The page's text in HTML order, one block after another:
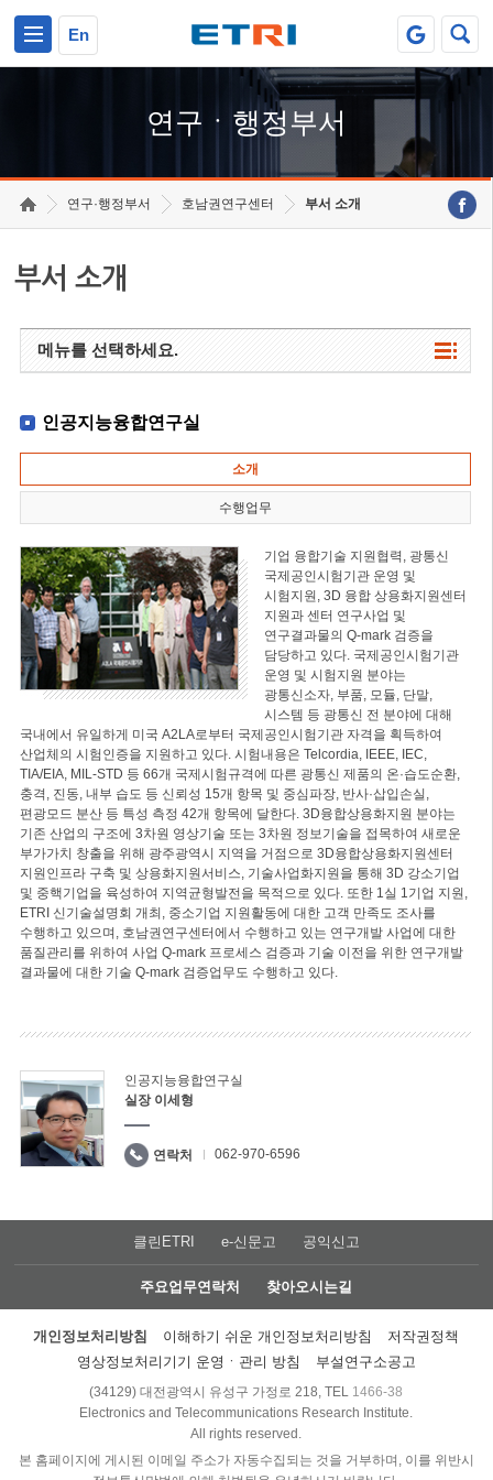
En
연구ㆍ행정부서
연구·행정부서 호남권연구센터 부서 소개
부서 소개
메뉴를 선택하세요.
인공지능융합연구실
소개
수행업무
기업 융합기술 지원협력, 광통신
국제공인시험기관 운영 및
시험지원, 3D 융합 상용화지원센터
지원과 센터 연구사업 및
연구결과물의 Q-mark 검증을
담당하고 있다. 국제공인시험기관
운영 및 시험지원 분야는
광통신소자, 부품, 모듈, 단말,
시스템 등 광통신 전 분야에 대해
국내에서 유일하게 미국 A2LA로부터 국제공인시험기관 자격을 획득하여
산업체의 시험인증을 지원하고 있다. 시험내용은 Telcordia, IEEE, IEC,
TIA/EIA, MIL-STD 등 66개 국제시험규격에 따른 광통신 제품의 온·습도순환,
충격, 진동, 내부 습도 등 신뢰성 15개 항목 및 중심파장, 반사·삽입손실,
편광모드 분산 등 특성 측정 42개 항목에 달한다. 3D융합상용화지원 분야는
기존 산업의 구조에 3차원 영상기술 또는 3차원 정보기술을 접목하여 새로운
부가가치 창출을 위해 광주광역시 지역을 거점으로 3D융합상용화지원센터
지원인프라 구축 및 상용화지원서비스, 기술사업화지원을 통해 3D 강소기업
및 중핵기업을 육성하여 지역균형발전을 목적으로 있다. 또한 1실 1기업 지원,
ETRI 신기술설명회 개최, 중소기업 지원활동에 대한 고객 만족도 조사를
수행하고 있으며, 호남권연구센터에서 수행하고 있는 연구개발 사업에 대한
품질관리를 위하여 사업 Q-mark 프로세스 검증과 기술 이전을 위한 연구개발
결과물에 대한 기술 Q-mark 검증업무도 수행하고 있다.
인공지능융합연구실
실장 이세형
연락처 062-970-6596
클린ETRI e-신문고 공익신고
주요업무연락처 찾아오시는길
개인정보처리방침 이해하기 쉬운 개인정보처리방침
저작권정책
영상정보처리기기 운영ㆍ관리 방침
부설연구소공고
(34129) 대전광역시 유성구 가정로 218, TEL 1466-38
Electronics and Telecommunications Research Institute.
All rights reserved.
본 홈페이지에 게시된 이메일 주소가 자동수집되는 것을 거부하며, 이를 위반시